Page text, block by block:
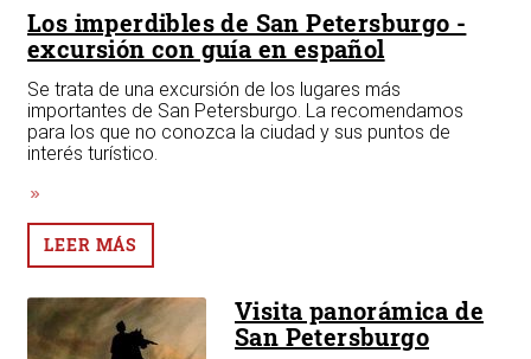
Los imperdibles de San Petersburgo -
excursión con guía en español
Se trata de una excursión de los lugares más
importantes de San Petersburgo. La recomendamos
para los que no conozca la ciudad y sus puntos de
interés turístico.
LEER MÁS
Visita panorámica de
San Petersburgo